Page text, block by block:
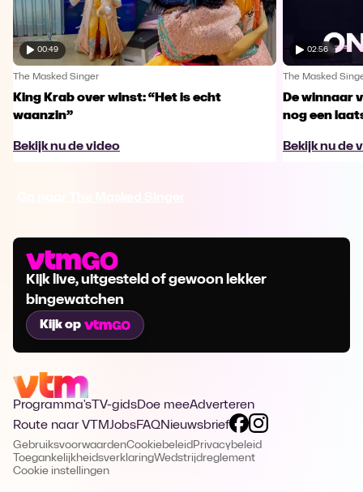
00:49
The Masked Singer
King Krab over winst: “Het is echt
waanzin”
Bekijk nu de video
02:56
The Masked
De winnaar
nog een
Bekijk nu de
Kijk live, uitgesteld of gewoon lekker
bingewatchen
Kijk op
Programma's TV-gidsDoe meeAdverteren
Route naar VTMJobsFAQNieuwsbrief
GebruiksvoorwaardenCookiebeleid Privacybeleid
ToegankelijkheidsverklaringWedstrijdreglement
Cookie instellingen